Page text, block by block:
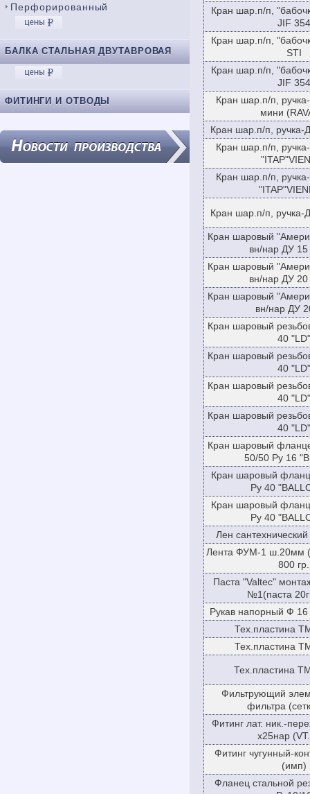
Перфорированный
БАЛКА СТАЛЬНАЯ ДВУТАВРОВАЯ
ФИТИНГИ И ОТВОДЫ
Кран шар.п/п,
JIF 354
Кран шар.п/п,
STI
Кран шар.п/п,
JIF 354
Кран шар.п/п,
мини
Кран шар.п/п, ручка-
Кран шар.п/п,
Кран шар.п/п,
Кран шар.п/п, ручка-
Кран шаровый
вн/нар ДУ 15
Кран шаровый
вн/нар ДУ 20
Кран шаровый
вн/нар ДУ
Кран шаровый
40 "LD"
Кран шаровый
40 "LD"
Кран шаровый
40 "LD"
Кран шаровый
40 "LD"
Кран шаровый
50/50 Ру 16
Кран шаровый
Ру 40
Кран шаровый
Ру 40
Лен
Лента ФУМ-1 ш.20мм
800 гр.
Паста "Valtec"
№1(паста
Рукав напорный Ф
Тех.пластина
Тех.пластина
Тех.пластина
Фильтрующий
фильтра
Фитинг лат. ник.-
х25нар
Фитинг чугунный-
(имп)
Фланец стальной